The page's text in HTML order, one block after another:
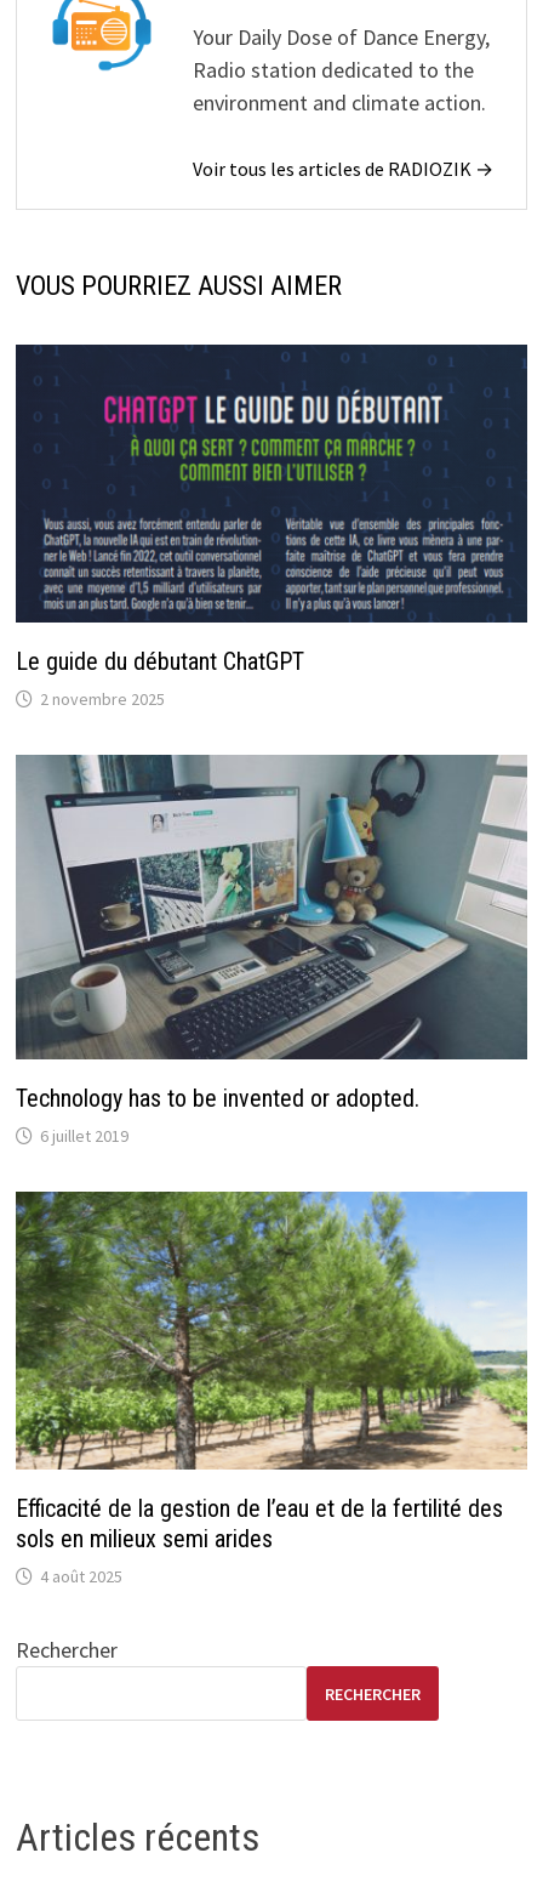
Your Daily Dose of Dance Energy,
Radio station dedicated to the
environment and climate action.
Voir tous les articles de RADIOZIK →
VOUS POURRIEZ AUSSI AIMER
Le guide du débutant ChatGPT
2 novembre 2025
Technology has to be invented or adopted.
6 juillet 2019
Efficacité de la gestion de l’eau et de la fertilité des
sols en milieux semi arides
4 août 2025
Rechercher
RECHERCHER
Articles récents